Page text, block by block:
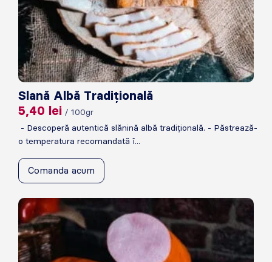
Slană Albă Tradițională
5,40 lei / 100gr
- Descoperă autentică slănină albă tradițională. - Păstrează-
o temperatura recomandată î...
Comanda acum